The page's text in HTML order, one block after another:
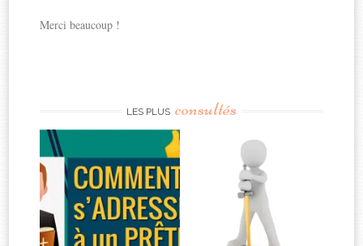
Merci beaucoup !
LES PLUS consultés